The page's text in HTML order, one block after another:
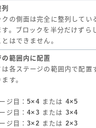
クの側面は完全に整列してい
す。ブロックを半分だけずら
はできません。
の範囲内に配置
は各ステージの範囲内で配置
す。
ジ目：5×4または 4×5
ジ目：4×3 または 3×4
ジ目：3×2 または 2×3